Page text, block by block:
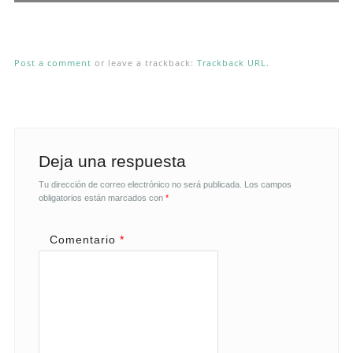
Post a comment or leave a trackback: Trackback URL.
Deja una respuesta
Tu dirección de correo electrónico no será publicada. Los campos
obligatorios están marcados con *
Comentario *